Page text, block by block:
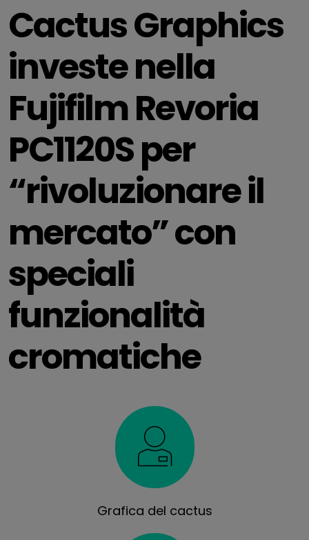
Cactus Graphics
investe nella
Fujifilm Revoria
PC1120S per
“rivoluzionare il
mercato” con
speciali
funzionalità
cromatiche
Grafica del cactus